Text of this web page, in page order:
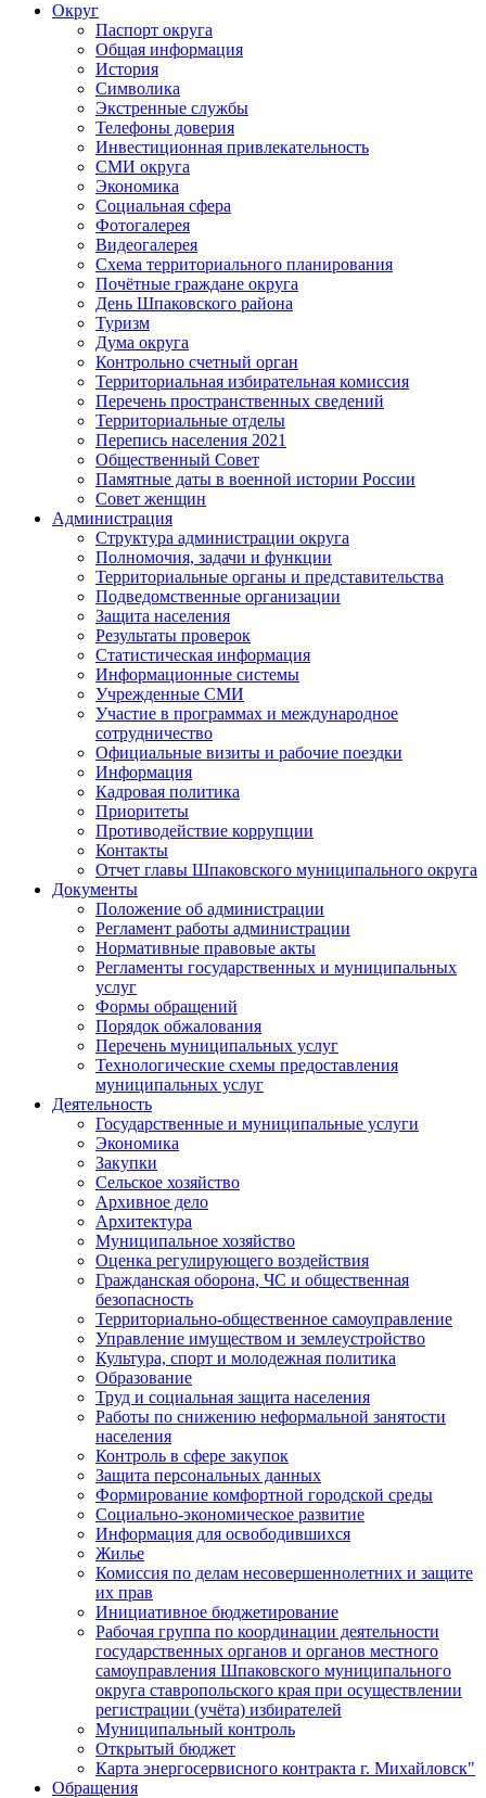
Округ
Паспорт округа
Общая информация
История
Символика
Экстренные службы
Телефоны доверия
Инвестиционная привлекательность
СМИ округа
Экономика
Социальная сфера
Фотогалерея
Видеогалерея
Схема территориального планирования
Почётные граждане округа
День Шпаковского района
Туризм
Дума округа
Контрольно счетный орган
Территориальная избирательная комиссия
Перечень пространственных сведений
Территориальные отделы
Перепись населения 2021
Общественный Совет
Памятные даты в военной истории России
Совет женщин
Администрация
Структура администрации округа
Полномочия, задачи и функции
Территориальные органы и представительства
Подведомственные организации
Защита населения
Результаты проверок
Статистическая информация
Информационные системы
Учрежденные СМИ
Участие в программах и международное
сотрудничество
Официальные визиты и рабочие поездки
Информация
Кадровая политика
Приоритеты
Противодействие коррупции
Контакты
Отчет главы Шпаковского муниципального округа
Документы
Положение об администрации
Регламент работы администрации
Нормативные правовые акты
Регламенты государственных и муниципальных
услуг
Формы обращений
Порядок обжалования
Перечень муниципальных услуг
Технологические схемы предоставления
муниципальных услуг
Деятельность
Государственные и муниципальные услуги
Экономика
Закупки
Сельское хозяйство
Архивное дело
Архитектура
Муниципальное хозяйство
Оценка регулирующего воздействия
Гражданская оборона, ЧС и общественная
безопасность
Территориально-общественное самоуправление
Управление имуществом и землеустройство
Культура, спорт и молодежная политика
Образование
Труд и социальная защита населения
Работы по снижению неформальной занятости
населения
Контроль в сфере закупок
Защита персональных данных
Формирование комфортной городской среды
Социально-экономическое развитие
Информация для освободившихся
Жилье
Комиссия по делам несовершеннолетних и защите
их прав
Инициативное бюджетирование
Рабочая группа по координации деятельности
государственных органов и органов местного
самоуправления Шпаковского муниципального
округа ставропольского края при осуществлении
регистрации (учёта) избирателей
Муниципальный контроль
Открытый бюджет
Карта энергосервисного контракта г. Михайловск"
Обращения